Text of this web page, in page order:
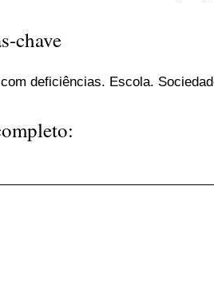
chave
deficiências. Escola.